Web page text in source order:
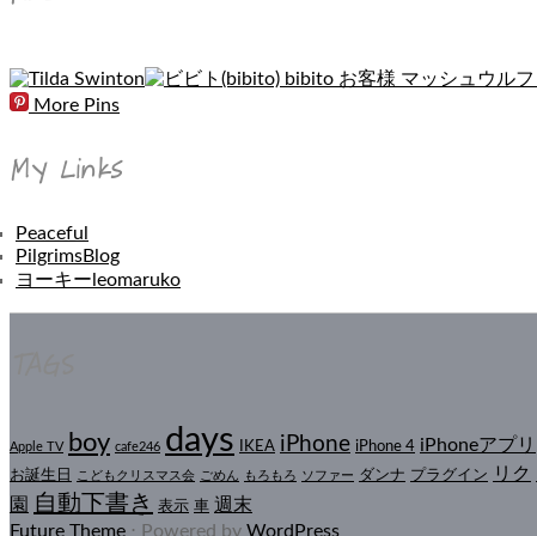
More Pins
My Links
Peaceful
PilgrimsBlog
ヨーキーleomaruko
Apple TV boy cafe246 days IKEA iPhone iPhone 4 iPhoneアプリ
お誕生日 こどもクリスマス会 ごめん もろもろ ソファー ダンナ プラグイン リク
園
自動下書き 表示 車 週末
Future Theme ⋅ Powered by WordPress